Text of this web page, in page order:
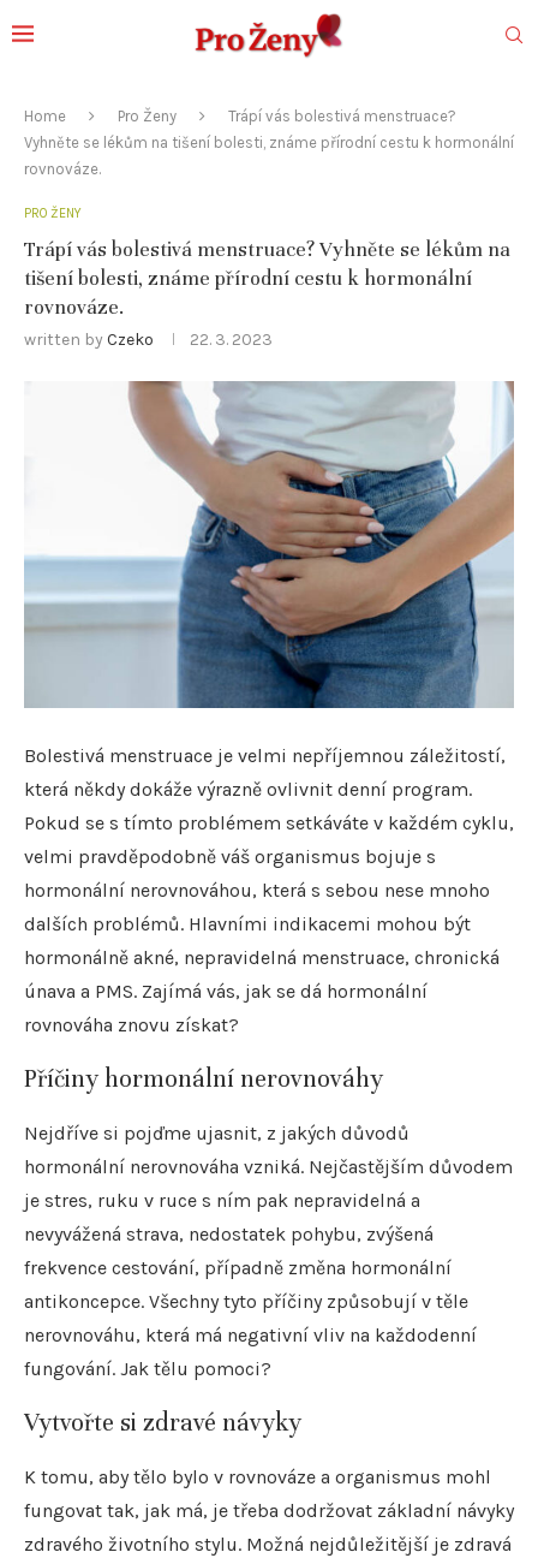
Home Pro Ženy
Trápí vás bolestivá menstruace?
Vyhněte se lékům na tišení bolesti, známe přírodní cestu k hormonální
rovnováze.
PRO ŽENY
Trápí vás bolestivá menstruace? Vyhněte se lékům na
tišení bolesti, známe přírodní cestu k hormonální
rovnováze.
written by Czeko 22. 3. 2023
Bolestivá menstruace je velmi nepříjemnou záležitostí,
která někdy dokáže výrazně ovlivnit denní program.
Pokud se s tímto problémem setkáváte v každém cyklu,
velmi pravděpodobně váš organismus bojuje s
hormonální nerovnováhou, která s sebou nese mnoho
dalších problémů. Hlavními indikacemi mohou být
hormonálně akné, nepravidelná menstruace, chronická
únava a PMS. Zajímá vás, jak se dá hormonální
rovnováha znovu získat?
Příčiny hormonální nerovnováhy
Nejdříve si pojďme ujasnit, z jakých důvodů
hormonální nerovnováha vzniká. Nejčastějším důvodem
je stres, ruku v ruce s ním pak nepravidelná a
nevyvážená strava, nedostatek pohybu, zvýšená
frekvence cestování, případně změna hormonální
antikoncepce. Všechny tyto příčiny způsobují v těle
nerovnováhu, která má negativní vliv na každodenní
fungování. Jak tělu pomoci?
Vytvořte si zdravé návyky
K tomu, aby tělo bylo v rovnováze a organismus mohl
fungovat tak, jak má, je třeba dodržovat základní návyky
zdravého životního stylu. Možná nejdůležitější je zdravá